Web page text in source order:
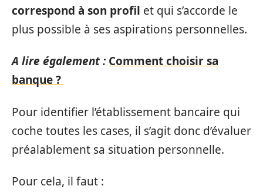
correspond à son profil et qui s’accorde le
plus possible à ses aspirations personnelles.
A lire également : Comment choisir sa
banque ?
Pour identifier l’établissement bancaire qui
coche toutes les cases, il s’agit donc d’évaluer
préalablement sa situation personnelle.
Pour cela, il faut :